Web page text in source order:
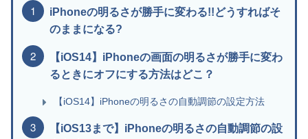
iPhoneの明るさが勝手に変わる!!どうすればそ
のままになる?
【iOS14】iPhoneの画面の明るさが勝手に変わ
るときにオフにする方法はどこ？
【iOS14】iPhoneの明るさの自動調節の設定方法
【iOS13まで】iPhoneの明るさの自動調節の設